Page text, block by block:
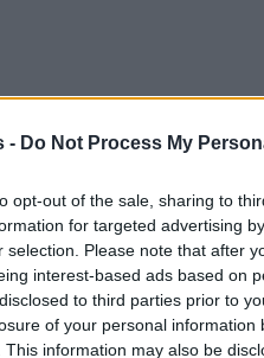
- Do Not Process My
opt-out of the sale, sharing to
for targeted advertising
selection. Please note that after
interest-based ads based on
to third parties prior to
of your personal information
This information may also be